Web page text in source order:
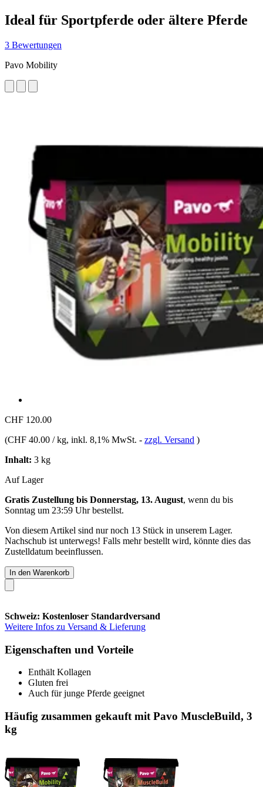
Ideal für Sportpferde oder ältere Pferde
3 Bewertungen
Pavo Mobility
CHF 120.00
(CHF 40.00 / kg, inkl. 8,1% MwSt. - zzgl. Versand )
Inhalt: 3 kg
Auf Lager
Gratis Zustellung bis Donnerstag, 13. August, wenn du bis
Sonntag um 23:59 Uhrbestellst.
Von diesem Artikel sind nur noch 13 Stück in unserem Lager.
Nachschub ist unterwegs! Falls mehr bestellt wird, könnte dies das
Zustelldatum beeinflussen.
In den Warenkorb
Schweiz: Kostenloser Standardversand
Weitere Infos zu Versand & Lieferung
Eigenschaften und Vorteile
Enthält Kollagen
Gluten frei
Auch für junge Pferde geeignet
Häufig zusammen gekauft mit Pavo MuscleBuild, 3
kg